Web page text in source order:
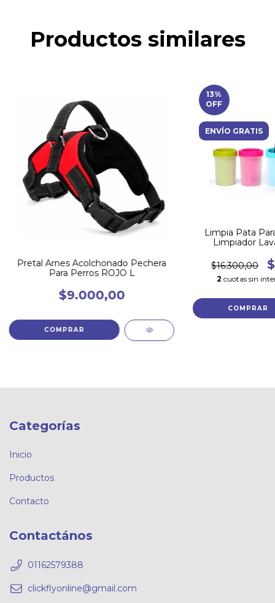
Productos similares
Pretal Arnes Acolchonado Pechera
Para Perros ROJO L
$9.000,00
13%
OFF
ENVÍO GRATIS
Limpia Pata
Limpiador
$16.300,00
2 cuotas sin
Categorías
Inicio
Productos
Contacto
Contactános
01162579388
clickflyonline@gmail.com